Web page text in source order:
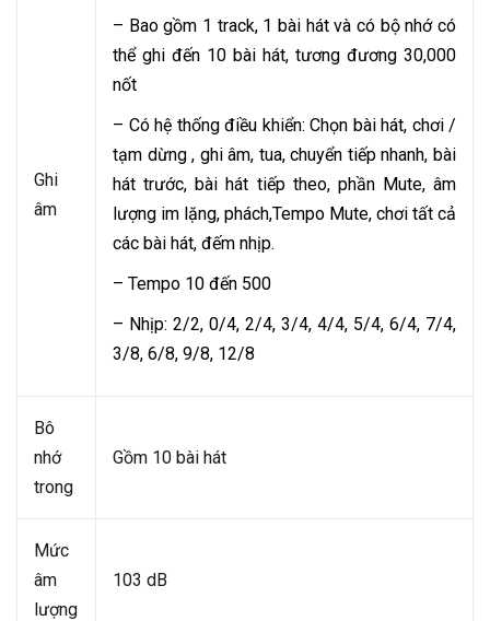
Ghi
âm
– Bao gồm 1 track, 1 bài hát và có bộ nhớ có
thể ghi đến 10 bài hát, tương đương 30,000
nốt
– Có hệ thống điều khiển: Chọn bài hát, chơi /
tạm dừng , ghi âm, tua, chuyển tiếp nhanh, bài
hát trước, bài hát tiếp theo, phần Mute, âm
lượng im lặng, phách,Tempo Mute, chơi tất cả
các bài hát, đếm nhịp.
– Tempo 10 đến 500
– Nhịp: 2/2, 0/4, 2/4, 3/4, 4/4, 5/4, 6/4, 7/4,
3/8, 6/8, 9/8, 12/8
Bô
nhớ
trong
Gồm 10 bài hát
Mức
âm
lượng
103 dB